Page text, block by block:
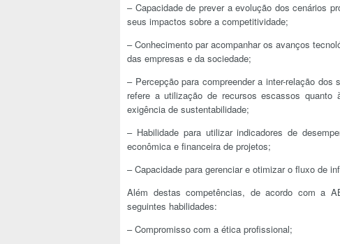
– Capacidade de prever a evolução dos cenários
seus impactos sobre a competitividade;
– Conhecimento par acompanhar os avanços
das empresas e da sociedade;
– Percepção para compreender a inter-relação
refere a utilização de recursos escassos
exigência de sustentabilidade;
– Habilidade para utilizar indicadores de
econômica e financeira de projetos;
– Capacidade para gerenciar e otimizar o fluxo de
Além destas competências, de acordo com a
seguintes habilidades:
– Compromisso com a ética profissional;